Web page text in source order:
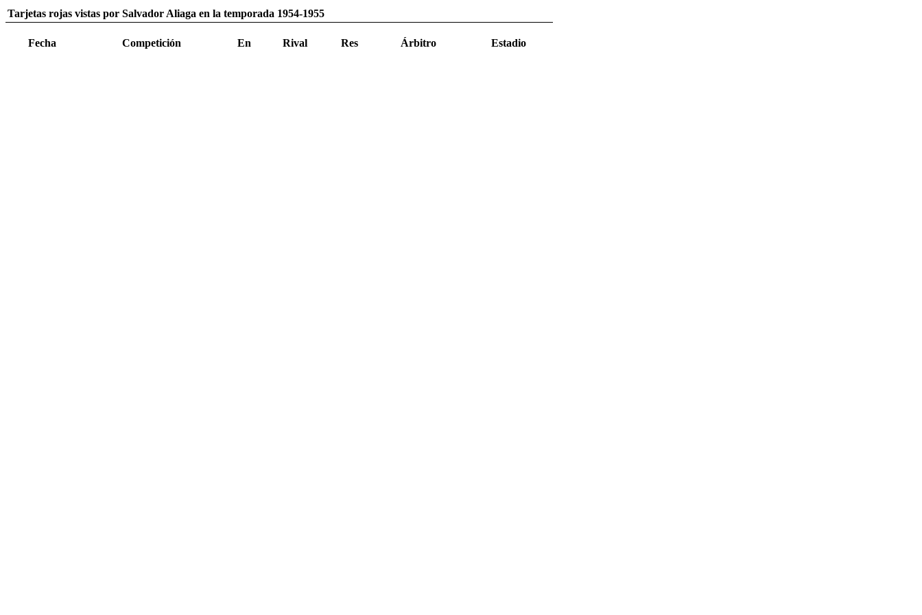
Tarjetas rojas vistas por Salvador Aliaga en la temporada 1954-1955
Fecha Competición En Rival Res Árbitro Estadio